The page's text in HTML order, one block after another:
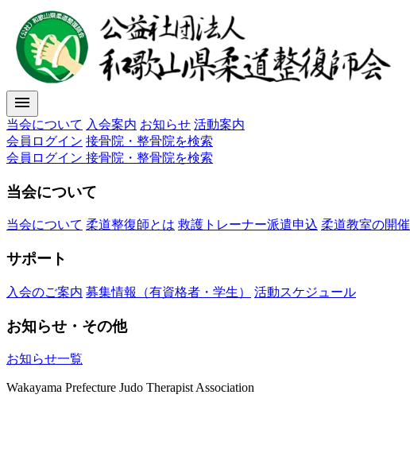
menu
当会について 入会案内 お知らせ 活動案内
会員ログイン 接骨院・整骨院を検索
会員ログイン 接骨院・整骨院を検索
当会について
当会について 柔道整復師とは 救護トレーナー派遣申込 柔道教室の開催
サポート
入会のご案内 募集情報（有資格者・学生） 活動スケジュール
お知らせ・その他
お知らせ一覧
Wakayama Prefecture Judo Therapist Association